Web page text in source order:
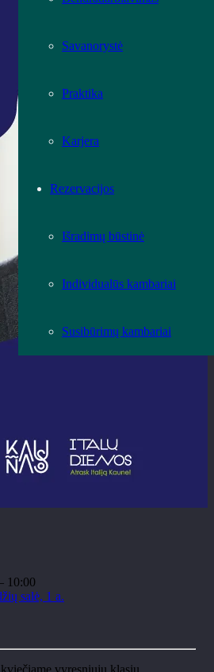
Savanorystė
Praktika
Karjera
Rezervacijos
Išradimų būstinė
Individualūs kambariai
Susibūrimų kambariai
10:00
salė, 1 a.